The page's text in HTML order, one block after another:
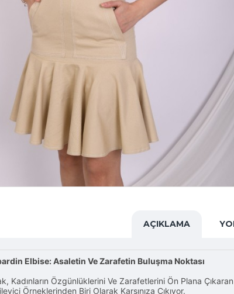
AÇIKLAMA
Elbise: Asaletin Ve Zarafetin Buluşma Noktası
Kadınların Özgünlüklerini Ve Zarafetlerini Ön Plana
Örneklerinden Biri Olarak Karşınıza Çıkıyor.